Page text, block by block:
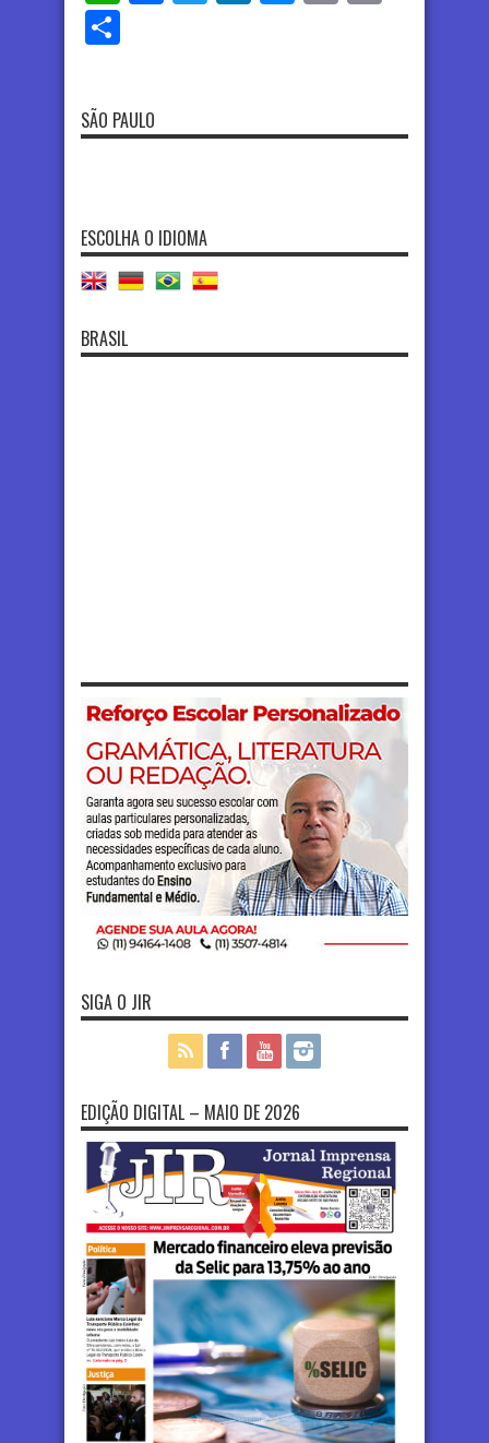
SÃO PAULO
ESCOLHA O IDIOMA
BRASIL
SIGA O JIR
EDIÇÃO DIGITAL – MAIO DE 2026